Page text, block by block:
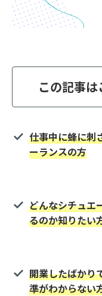
この記事
仕事中に蜂に刺
ーランスの方
どんなシチュエ
るのか知りたい
開業したばかり
準がわからない